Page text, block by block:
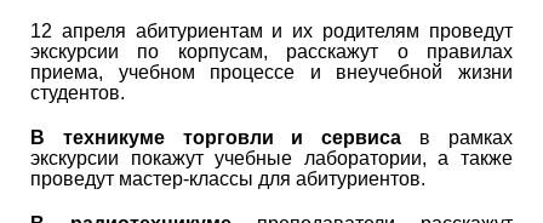
12 апреля абитуриентам и их родителям проведут
экскурсии по корпусам, расскажут о правилах
приема, учебном процессе и внеучебной жизни
студентов.
В техникуме торговли и сервиса в рамках
экскурсии покажут учебные лаборатории, а также
проведут мастер-классы для абитуриентов.